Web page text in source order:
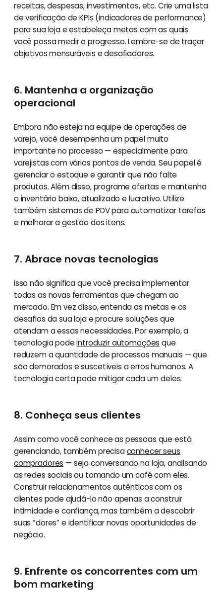
receitas, despesas, investimentos, etc. Crie uma lista
de verificação de KPIs (indicadores de performance)
para sua loja e estabeleça metas com as quais
você possa medir o progresso. Lembre-se de traçar
objetivos mensuráveis e desafiadores.
6. Mantenha a organização
operacional
Embora não esteja na equipe de operações de
varejo, você desempenha um papel muito
importante no processo — especialmente para
varejistas com vários pontos de venda. Seu papel é
gerenciar o estoque e garantir que não falte
produtos. Além disso, programe ofertas e mantenha
o inventário baixo, atualizado e lucrativo. Utilize
também sistemas de PDVpara automatizar tarefas
e melhorar a gestão dos itens.
7. Abrace novas tecnologias
Isso não significa que você precisa implementar
todas as novas ferramentas que chegam ao
mercado. Em vez disso, entenda as metas e os
desafios da sua loja e procure soluções que
atendam a essas necessidades. Por exemplo, a
tecnologia podeintroduzir automações que
reduzem a quantidade de processos manuais — que
são demorados e suscetíveis a erros humanos. A
tecnologia certa pode mitigar cada um deles.
8. Conheça seus clientes
Assim como você conhece as pessoas que está
gerenciando, também precisaconhecer seus
compradores — seja conversando na loja, analisando
as redes sociais ou tomando um café com eles.
Construir relacionamentos autênticos com os
clientes pode ajudá-lo não apenas a construir
intimidade e confiança, mas também a descobrir
suas “dores” e identificar novas oportunidades de
negócio.
9. Enfrente os concorrentes com um
bom marketing